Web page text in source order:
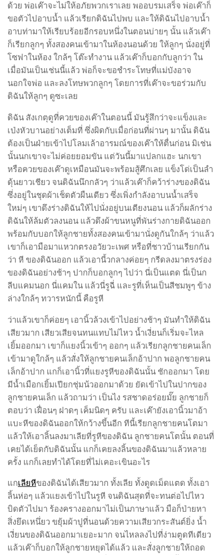
ด้วย พ่อเค๊าจะไม่ให้อภัยพวกเราเลย พออบรมเสร็จ พ่อเค๊าก็
ขอตัวไปอาบน้ำ แล้วเรียกดิฉันไปพบ และให้ดิฉันไปอาบน้ำ
อาบท่ามาให้เรียบร้อยอีกรอบหนึ่งในตอนบ่ายๆ นั้น แล้วเค๊า
ก็เรียกลูกๆ ทั้งสองคนเข้ามาในห้องนอนด้วย ให้ลูกๆ นั่งอยู่ที่
โซฟาในห้อง ใกล้ๆ โต๊ะทำงาน แล้วเค๊าก็บอกกับลูกว่า ใน
เมื่อมันเป็นเช่นนี้แล้ว พ่อก็จะขอชำระโทษที่แม่บังอาจ
นอกใจพ่อ และลงโทษพวกลูกๆ โดยการที่เค๊าจะขอร่วมกับ
ดิฉันให้ลูกๆ ดูซะเลย
ดิฉัน สังเกตุดูที่ควยของเค๊าในตอนนี้ มันรู้สึกว่าจะแข็งและ
เป่งหัวบานอย่างเต็มที่ ซึ่งผิดกับเมื่อก่อนที่ผ่านๆ มานั้น ดิฉัน
ต้องเป็นฝ่ายเข้าไปโลมเล้าอารมณ์ของเค๊าให้ตื่นก่อน มิเช่น
นั้นนกเขาจะไม่ค่อยยอมขัน แต่วันนี้มาแปลกแฮะ นกเขา
หรือควยของเค๊าดูเหมือนมันจะพร้อมสู้ศึกเลย แข็งโด่เป็นลำ
ดุ้นยาวเชียว จนดิฉันนึกกลัวๆ ว่าแล้วเค๊าก็คว้าร่างของดิฉัน
ซึ่งอยู่ในชุดผ้าเช็ดตัวผืนเดียว ซึ่งเพิ่งกำลังอาบนน้ำเสร็จ
ใหม่ๆ เขาดึงร่างดิฉันให้ไปนั่งอยู่บนเตียงนอน แล้วก็ผลักร่าง
ดิฉันให้ล้มตัวลงนอน แล้วดึงผ้าขนหนูที่พันร่างกายดิฉันออก
พร้อมกับบอกให้ลูกชายทั้งสองคนเข้ามานั่งดูกันใกล้ๆ ว่าแล้ว
เขาก็เอามือมาแหวกตรงอวัยวะเพศ หรือที่ชาวบ้านเรียกกัน
ว่า หี ของดิฉันออก แล้วเอานี้วกลางค่อยๆ กรีดลงมาตรงร่อง
ของดิฉันอย่างช้าๆ ปากก็บอกลูกๆ ไปว่า นี่เป็นแตด นี่เป็นก
ลีบแคมนอก นี่แคมใน แล้วนี่รูฉี่ และรูที่เห็นเป็นสีชมพูๆ ข้าง
ล่างใกล้ๆ ทวารหนักนี้ คือรูหี
ว่าแล้วเขาก็ค่อยๆ เอานิ้วล้วงเข้าไปอย่างช้าๆ มันทำให้ดิฉัน
เสียวมาก เสียวเสียจนทนแทบไม่ไหว น้ำเงี่ยนก็เริ่มจะไหล
เยิ้มออกมา เขาก็แยงนิ้วเข้าๆ ออกๆ แล้วเรียกลูกชายคนเล็ก
เข้ามาดูใกล้ๆ แล้วสั่งให้ลูกชายคนเล็กอ้าปาก พอลูกชายคน
เล็กอ้าปาก แกก็เอานิ้วที่แยงรูหีของดิฉันนั้น ชักออกมา โดย
มีน้ำเมือกเยิ้มเปียกชุ่มน้วออกมาด้วย ยัดเข้าไปในปากของ
ลูกชายคนเล็ก แล้วถามว่า เป็นไง รสชาดอร่อยมั๊ย ลูกชายก็
ตอบว่า เฝื่อนๆ ฝาดๆ เค็มนิดๆ ครับ และเค๊ายังเอานิ้วมาอ้า
แบะหีของดิฉันออกให้กว้างขึ้นอีก ทีนี้เรียกลูกชายคนโตมา
แล้วให้เอาลิ้นลงมาเลียที่รูหีของดิฉัน ลูกชายคนโตนั้น ตอนที่
เคยได้เย็ดกับดิฉันนั้น แกก็เคยลงลิ้นของดิฉันมาแล้วหลาย
ครั้ง แกก็เลยทำได้โดยที่ไม่เคอะเขินอะไร
แกเลียหีของดิฉันได้เสียวมาก ทั้งเลีย ทั้งดูดเม็ดแตด ทั้งเอา
ลิ้นห่อๆ แล้วแยงเข้าไปในรูหี จนดิฉันสุดที่จะทนต่อไปไหว
บิดตัวไปมา ร้องครางออกมาไม่เป็นภาษาแล้ว มือก็ป่ายหา
สิ่งยึดเหนึ่ยว ขยุ้มผ้าปูที่นอนด้วยความเสียวกระสันต์ยิ่ง น้ำ
เงี่ยนของดิฉันออกมาเยอะมาก จนไหลลงไปที่ง่ามตูดทีเดียว
แล้วเค๊าก็บอกให้ลูกชายหยุดได้แล้ว และสั่งลูกชายให้ถอด